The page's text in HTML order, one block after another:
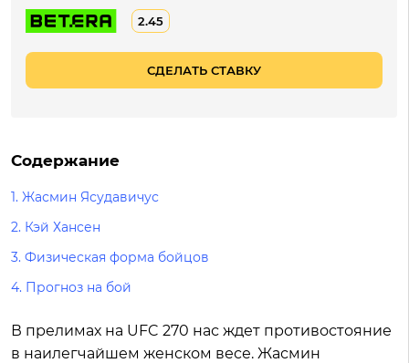
2.45
СДЕЛАТЬ СТАВКУ
Содержание
1. Жасмин Ясудавичус
2. Кэй Хансен
3. Физическая форма бойцов
4. Прогноз на бой
В прелимах на UFC 270 нас ждет противостояние
в наилегчайшем женском весе. Жасмин